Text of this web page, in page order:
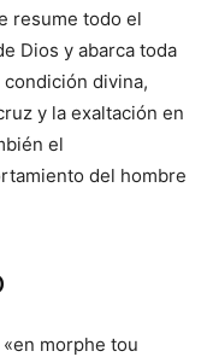
resume todo el
Dios y abarca toda
divina,
y la exaltación en
el
del hombre
morphe tou